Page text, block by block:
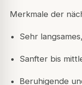
Merkmale der
Sehr
Sanfter bis
Beruhigende